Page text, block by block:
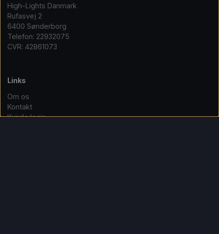
High-Lights Danmark
Rufasvej 2
6400 Sønderborg
Telefon: 22932075
CVR: 42861073
Links
Om os
Kontakt
Kunde login